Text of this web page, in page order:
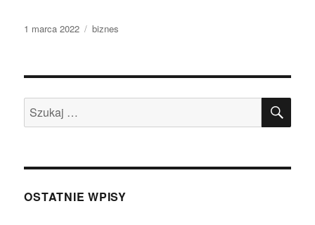
Data
1 marca 2022 Kategorie
biznes
Szukaj:
OSTATNIE WPISY